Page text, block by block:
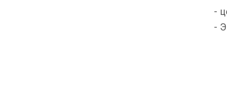
-
-